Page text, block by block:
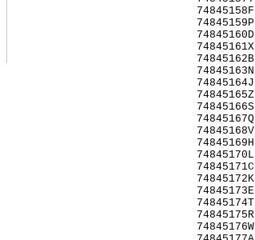
74845158F
74845159P
74845160D
74845161X
74845162B
74845163N
74845164J
74845165Z
74845166S
74845167Q
74845168V
74845169H
74845170L
74845171C
74845172K
74845173E
74845174T
74845175R
74845176W